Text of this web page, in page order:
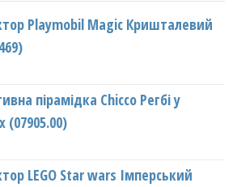
Playmobil Magic Кришталевий
пірамідка Chicco Регбі у
(07905.00)
LEGO Star wars Імперський